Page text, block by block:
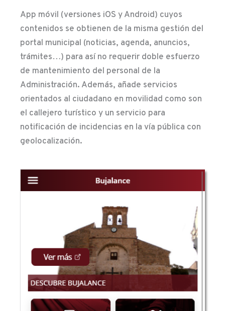
App móvil (versiones iOS y Android) cuyos
contenidos se obtienen de la misma gestión del
portal municipal (noticias, agenda, anuncios,
trámites…) para así no requerir doble esfuerzo
de mantenimiento del personal de la
Administración. Además, añade servicios
orientados al ciudadano en movilidad como son
el callejero turístico y un servicio para
notificación de incidencias en la vía pública con
geolocalización.